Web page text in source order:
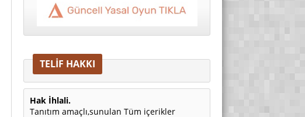
TELİF HAKKI
Hak İhlali.
Tanıtım amaçlı,sunulan Tüm içerikler